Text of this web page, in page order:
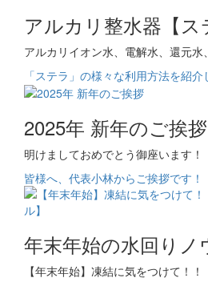
アルカリ整水器【
アルカリイオン水、電解水、還元水
「ステラ」の様々な利用方法を紹介
2025年 新年のご挨拶
明けましておめでとう御座います！
皆様へ、代表小林からご挨拶です！
年末年始の水回りノ
【年末年始】凍結に気をつけて！！